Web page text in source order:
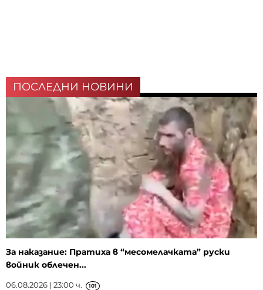
ПОСЛЕДНИ НОВИНИ
За наказание: Пратиха в “месомелачката” руски
войник облечен...
06.08.2026 | 23:00 ч. 101